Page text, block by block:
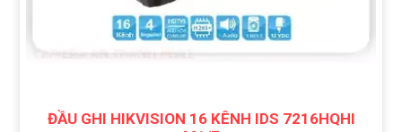
ĐẦU GHI HIKVISION 16 KÊNH IDS 7216HQHI